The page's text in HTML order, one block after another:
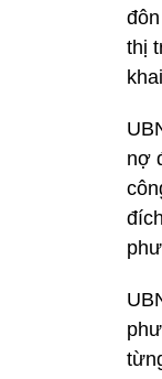
thị
nợ